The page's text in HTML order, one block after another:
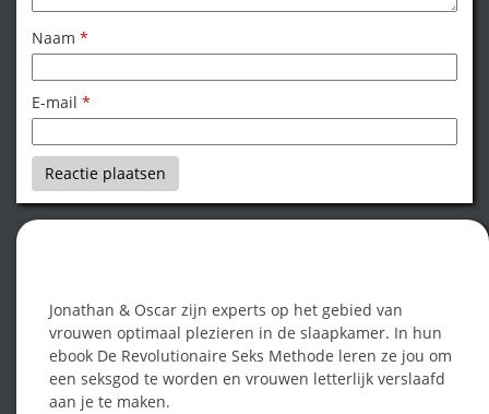
Naam *
E-mail *
Jonathan & Oscar zijn experts op het gebied van
vrouwen optimaal plezieren in de slaapkamer. In hun
ebook De Revolutionaire Seks Methode leren ze jou om
een seksgod te worden en vrouwen letterlijk verslaafd
aan je te maken.